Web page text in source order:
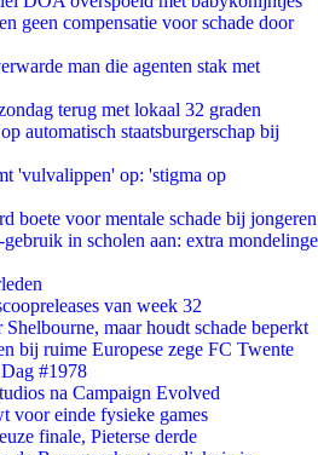
geen compensatie voor schade door
man die agenten stak met
terug met lokaal 32 graden
automatisch staatsburgerschap bij
'vulvalippen' op: 'stigma op
boete voor mentale schade bij jongeren
in scholen aan: extra mondelinge
van week 32
maar houdt schade beperkt
bij ruime Europese zege FC Twente
#1978
na Campaign Evolved
voor einde fysieke games
finale, Pieterse derde